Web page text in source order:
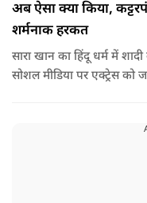
अब ऐसा क्या किया,
शर्मनाक हरकत
सारा खान का हिंदू धर्म में
सोशल मीडिया पर एक्ट्रेस को